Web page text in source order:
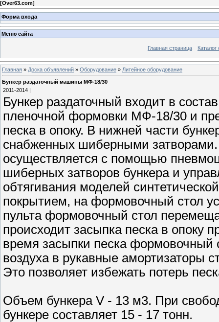
[Over63.com]
Форма входа
Меню сайта
Главная страница Каталог
Главная » Доска объявлений » Оборудование » Литейное оборудование
Бункер раздаточный машины МФ-18/30
2011-2014 |
Бункер раздаточный входит в
пленочной формовки МФ-18/30 и
песка в опоку. В нижней части
снабженных шиберными
осуществляется с помощью
шиберных затворов бункера и
обтягивания моделей
покрытием, на формовочный стол
пульта формовочный стол
происходит засыпка песка в опоку
время засыпки песка формовочный
воздуха в рукавные амортизаторы
Это позволяет избежать потерь
Объем бункера V - 13 м3. При
бункере составляет 15 - 17 тонн.